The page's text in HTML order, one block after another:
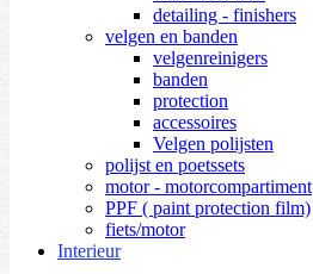
detailing - finishers
velgen en banden
velgenreinigers
banden
protection
accessoires
Velgen polijsten
polijst en poetssets
motor - motorcompartiment
PPF ( paint protection film)
fiets/motor
Interieur